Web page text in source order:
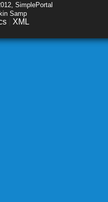
SimplePortal
Samp
XML